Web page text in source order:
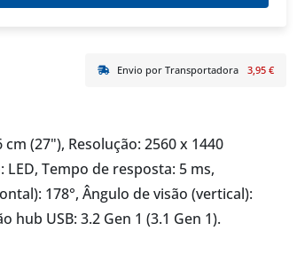
Envio por Transportadora 3,95 €
(27"), Resolução: 2560 x 1440
Tempo de resposta: 5 ms,
178°, Ângulo de visão (vertical):
USB: 3.2 Gen 1 (3.1 Gen 1).